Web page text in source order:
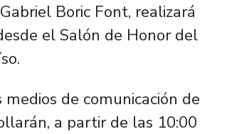
Boric Font, realizará
el Salón de Honor del
de comunicación de
a partir de las 10:00